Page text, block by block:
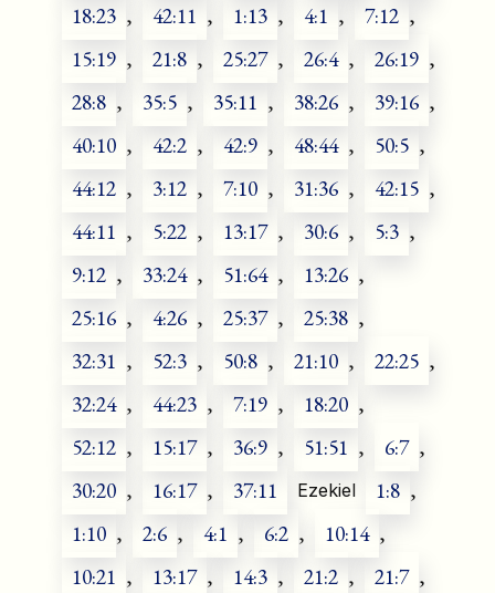
18:23 , 42:11 , 1:13 , 4:1 , 7:12 ,
15:19 , 21:8 , 25:27 , 26:4 , 26:19 ,
28:8 , 35:5 , 35:11 , 38:26 , 39:16 ,
40:10 , 42:2 , 42:9 , 48:44 , 50:5 ,
44:12 , 3:12 , 7:10 , 31:36 , 42:15 ,
44:11 , 5:22 , 13:17 , 30:6 , 5:3 ,
9:12 , 33:24 , 51:64 , 13:26 ,
25:16 , 4:26 , 25:37 , 25:38 ,
32:31 , 52:3 , 50:8 , 21:10 , 22:25 ,
32:24 , 44:23 , 7:19 , 18:20 ,
52:12 , 15:17 , 36:9 , 51:51 , 6:7 ,
30:20 , 16:17 , 37:11 Ezekiel 1:8 ,
1:10 , 2:6 , 4:1 , 6:2 , 10:14 ,
10:21 , 13:17 , 14:3 , 21:2 , 21:7 ,